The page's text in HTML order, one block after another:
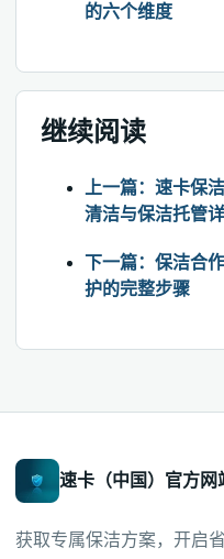
的六个维度
继续阅读
上一篇：速卡保
清洁与保洁托管
下一篇：保洁合
护的完整步骤
速卡（中国）官方网
获取专属保洁方案，开启